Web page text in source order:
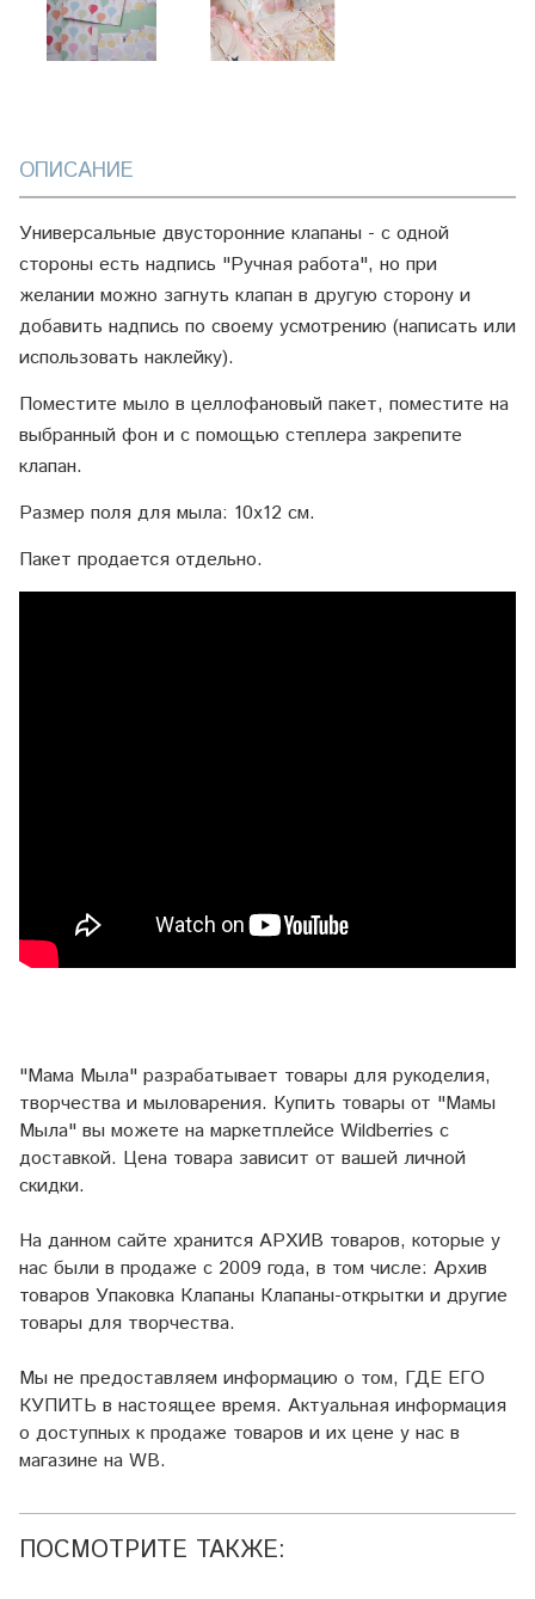
ОПИСАНИЕ
Универсальные двусторонние клапаны - с одной
стороны есть надпись "Ручная работа", но при
желании можно загнуть клапан в другую сторону и
добавить надпись по своему усмотрению (написать или
использовать наклейку).
Поместите мыло в целлофановый пакет, поместите на
выбранный фон и с помощью степлера закрепите
клапан.
Размер поля для мыла: 10х12 см.
Пакет продается отдельно.
"Мама Мыла" разрабатывает товары для рукоделия,
творчества и мыловарения. Купить товары от "Мамы
Мыла" вы можете на маркетплейсе Wildberries с
доставкой. Цена товара зависит от вашей личной
скидки.
На данном сайте хранится АРХИВ товаров, которые у
нас были в продаже с 2009 года, в том числе: Архив
товаров Упаковка Клапаны Клапаны-открытки и другие
товары для творчества.
Мы не предоставляем информацию о том, ГДЕ ЕГО
КУПИТЬ в настоящее время. Актуальная информация
о доступных к продаже товаров и их цене у нас в
магазине на WB.
ПОСМОТРИТЕ ТАКЖЕ: